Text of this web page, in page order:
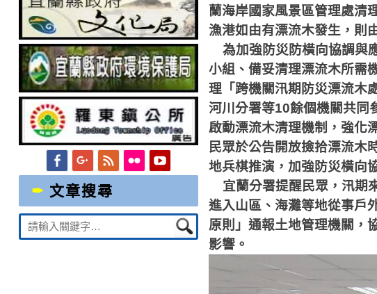
蘭海岸國家風景區管理處清
漁港如由有漂流木發生，則
為加強防災防橫向協調與
小組、備妥清理漂流木所需
理「跨機關汛期防災漂流木
河川分署等10餘個機關共同
啟動漂流木清理機制，強化
民眾於公告開放撿拾漂流木
地兵棋推演，加強防災橫向
宜蘭分署提醒民眾，汛期
進入山區、海灘等地從事戶
原則」通報土地管理機關，
影響。
FacebookGoogleplus
FeedFlickrYouTube
文章搜尋
Suche
nach: